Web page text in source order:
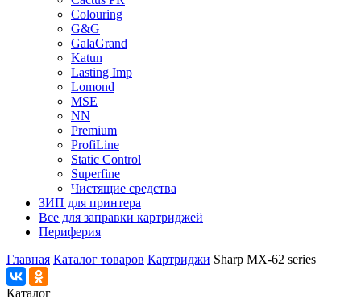
Colouring
G&G
GalaGrand
Katun
Lasting Imp
Lomond
MSE
NN
Premium
ProfiLine
Static Control
Superfine
Чистящие средства
ЗИП для принтера
Все для заправки картриджей
Периферия
Главная Каталог товаров Картриджи Sharp MX-62 series
Каталог